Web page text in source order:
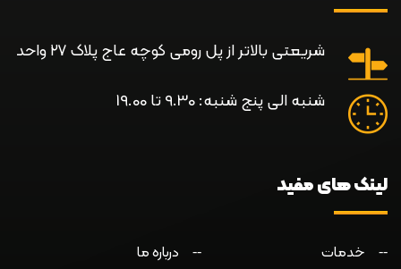
شریعتی بالاتر از پل رومی کوچه عاج پلاک ۲۷ واحد
شنبه الی پنج شنبه: 9.30 تا 19.00
لینک های مفید
خدمات درباره ما